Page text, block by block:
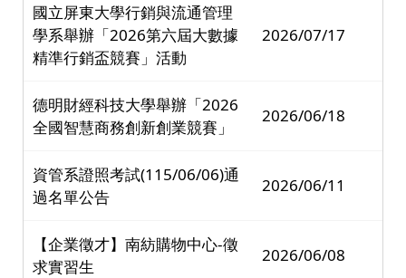
國立屏東大學行銷與流通管理
學系舉辦「2026第六屆大數據
精準行銷盃競賽」活動
2026/07/17
德明財經科技大學舉辦「2026
全國智慧商務創新創業競賽」
2026/06/18
資管系證照考試(115/06/06)通
過名單公告
2026/06/11
【企業徵才】南紡購物中心-徵
求實習生
2026/06/08